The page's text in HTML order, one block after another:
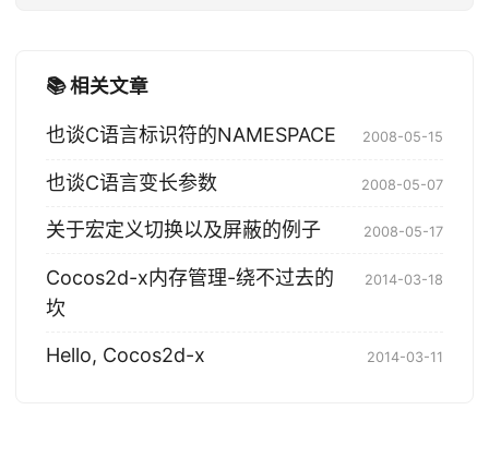
📚 相关文章
也谈C语言标识符的NAMESPACE 2008-05-15
也谈C语言变长参数 2008-05-07
关于宏定义切换以及屏蔽的例子 2008-05-17
Cocos2d-x内存管理-绕不过去的
坎
2014-03-18
Hello, Cocos2d-x 2014-03-11